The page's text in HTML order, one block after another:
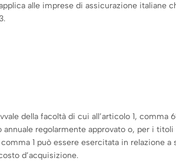
alle imprese di assicurazione italiane
della facoltà di cui all’articolo 1,
annuale regolarmente approvato o, per i
1 può essere esercitata in relazione
d’acquisizione.